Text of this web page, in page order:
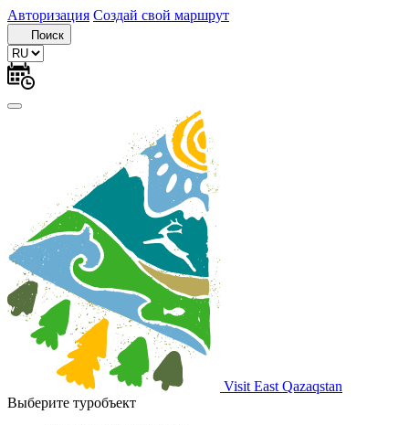
Авторизация Создай свой маршрут
Поиск
Visit East Qazaqstan
Выберите туробъект